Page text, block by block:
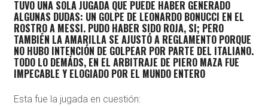
TUVO UNA SOLA JUGADA QUE PUEDE HABER GENERADO
ALGUNAS DUDAS: UN GOLPE DE LEONARDO BONUCCI EN EL
ROSTRO A MESSI. PUDO HABER SIDO ROJA, SI; PERO
TAMBIÉN LA AMARILLA SE AJUSTÓ A REGLAMENTO PORQUE
NO HUBO INTENCIÓN DE GOLPEAR POR PARTE DEL ITALIANO.
TODO LO DEMÁDS, EN EL ARBITRAJE DE PIERO MAZA FUE
IMPECABLE Y ELOGIADO POR EL MUNDO ENTERO
Esta fue la jugada en cuestión: